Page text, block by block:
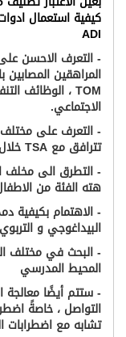
كيفية استعمال
ADI
-التعرف الاحسن
المراهقين
TOM، الوظائف
الاجتماعي.
-التعرف على مختلف
تترافق مع
- التطرق الى مخلف
هته الفئة من
- الاهتمام بكيفية
البيداغوجي و التربوي
- البحث في مختلف
المحيط المدرسي
-ستتم أيضًا معالجة
التواصل ، خاصةً
تشابه مع اضطرابات